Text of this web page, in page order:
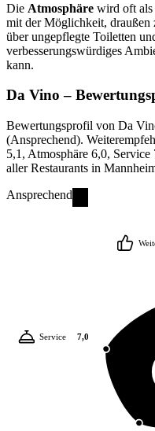
Die Atmosphäre wird oft als
mit der Möglichkeit, draußen
über ungepflegte Toiletten
verbesserungswürdiges
kann.
Da Vino –
Bewertungsprofil von Da
(Ansprechend).
5,1, Atmosphäre 6,0,
aller Restaurants in
Ansprechend
Service 7,0